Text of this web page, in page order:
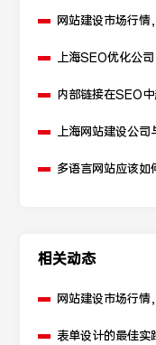
网站建设市场行情
上海SEO优化公
内部链接在SEO中
上海网站建设公司
多语言网站应该如
相关动态
网站建设市场行情
表单设计的最佳实